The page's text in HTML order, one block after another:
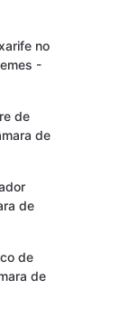
no
-
de
de
de
de
de